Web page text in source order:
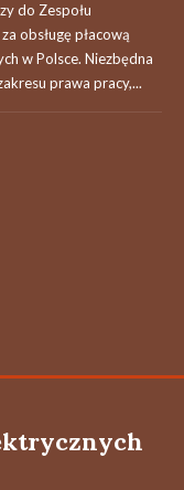
do Zespołu
obsługę płacową
w Polsce. Niezbędna
prawa pracy,...